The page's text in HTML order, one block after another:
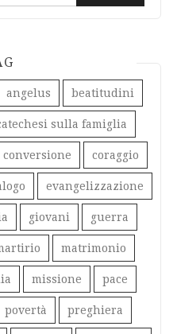
angelus beatitudini
sulla famiglia
conversione coraggio
evangelizzazione
giovani guerra
matrimonio
missione pace
povertà preghiera